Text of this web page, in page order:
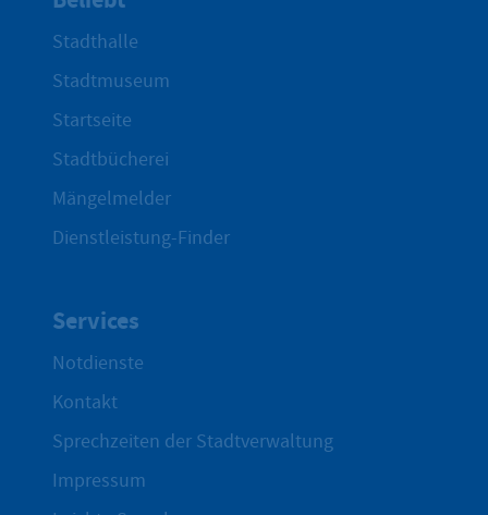
Stadthalle
Stadtmuseum
Startseite
Stadtbücherei
Mängelmelder
Dienstleistung-Finder
Services
Notdienste
Kontakt
Sprechzeiten der Stadtverwaltung
Impressum